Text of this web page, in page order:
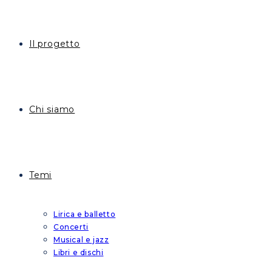
Il progetto
Chi siamo
Temi
Lirica e balletto
Concerti
Musical e jazz
Libri e dischi